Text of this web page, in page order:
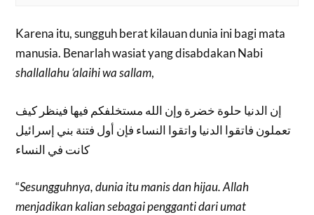
Karena itu, sungguh berat kilauan dunia ini bagi mata
manusia. Benarlah wasiat yang disabdakan Nabi
shallallahu ‘alaihi wa sallam,
إن الدنيا حلوة خضرة وإن الله مستخلفكم فيها فينظر كيف
تعملون فاتقوا الدنيا واتقوا النساء فإن أول فتنة بني إسرائيل
كانت في النساء
“Sesungguhnya, dunia itu manis dan hijau. Allah
menjadikan kalian sebagai pengganti dari umat